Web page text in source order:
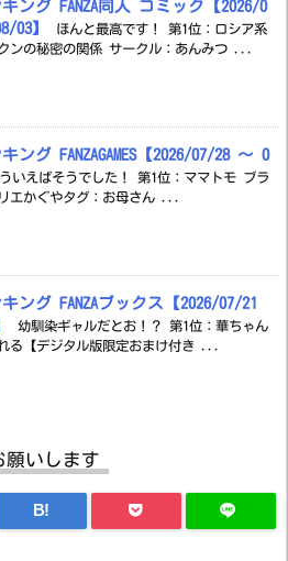
キング FANZA同人 コミック【2026/0
03】
ほんと最高です！ 第1位：ロシア系
ンの秘密の関係 サークル：あんみつ ...
キング FANZAGAMES【2026/07/28 ～ 0
いえばそうでした！ 第1位：ママトモ ブラ
エかぐやタグ：お母さん ...
キング FANZAブックス【2026/07/21
幼馴染ギャルだとお！？ 第1位：華ちゃん
る【デジタル版限定おまけ付き ...
願いします
B!